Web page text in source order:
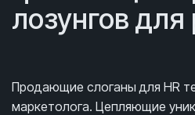
лозунгов
Продающие слоганы для HR
маркетолога. Цепляющие